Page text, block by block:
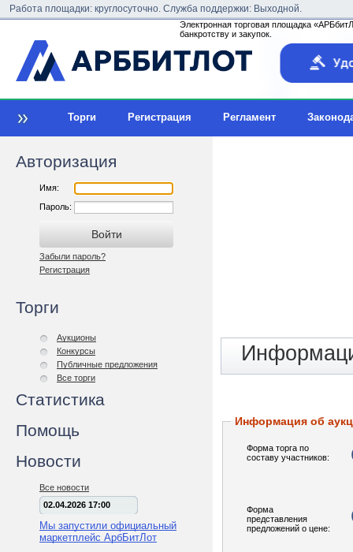
Работа площадки: круглосуточно. Служба поддержки: Выходной.
Электронная торговая площадка
банкротству и закупок.
Торги Регистрация Регламент
Авторизация
Имя:
Пароль:
Забыли пароль?
Регистрация
Торги
Аукционы
Конкурсы
Публичные предложения
Все торги
Статистика
Помощь
Новости
Все новости
02.04.2026 17:00
Мы запустили официальный
маркетплейс АрбБитЛот
Информация об
Форма торга по
составу участников:
Форма
представления
предложений о цене: